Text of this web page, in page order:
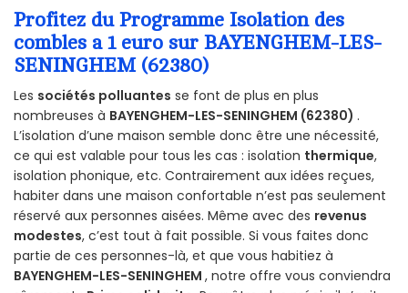
Profitez du Programme Isolation des
combles a 1 euro sur BAYENGHEM-LES-
SENINGHEM (62380)
Les sociétés polluantes se font de plus en plus
nombreuses à BAYENGHEM-LES-SENINGHEM (62380) .
L’isolation d’une maison semble donc être une nécessité,
ce qui est valable pour tous les cas : isolation thermique,
isolation phonique, etc. Contrairement aux idées reçues,
habiter dans une maison confortable n’est pas seulement
réservé aux personnes aisées. Même avec des revenus
modestes, c’est tout à fait possible. Si vous faites donc
partie de ces personnes-là, et que vous habitiez à
BAYENGHEM-LES-SENINGHEM , notre offre vous conviendra